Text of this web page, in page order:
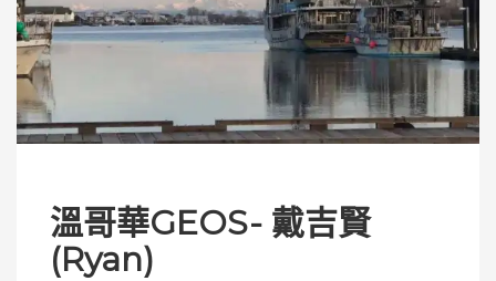
溫哥華GEOS- 戴吉賢
(Ryan)